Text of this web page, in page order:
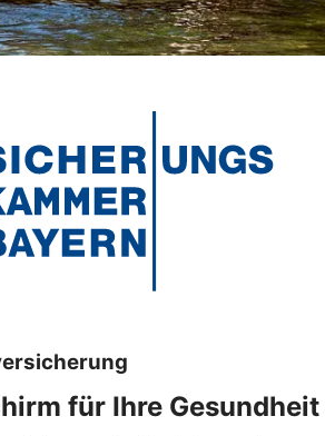
für Ihre Gesundheit